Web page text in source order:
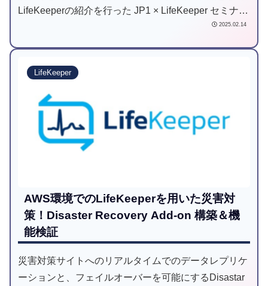
LifeKeeperの紹介を行った JP1 × LifeKeeper セミナー
2025.02.14
LifeKeeper
AWS環境でのLifeKeeperを用いた災害対
策！Disaster Recovery Add-on 構築＆機
能検証
災害対策サイトへのリアルタイムでのデータレプリケ
ーションと、フェイルオーバーを可能にするDisastar